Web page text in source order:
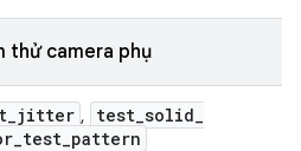
thử camera phụ
_jitter , test_solid_
_test_pattern